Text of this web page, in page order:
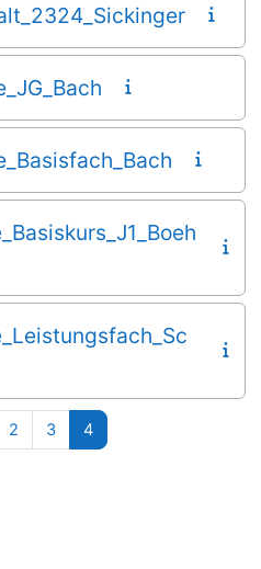
Seite
1
2 Seite 2
3Seite 3
4Seite 4